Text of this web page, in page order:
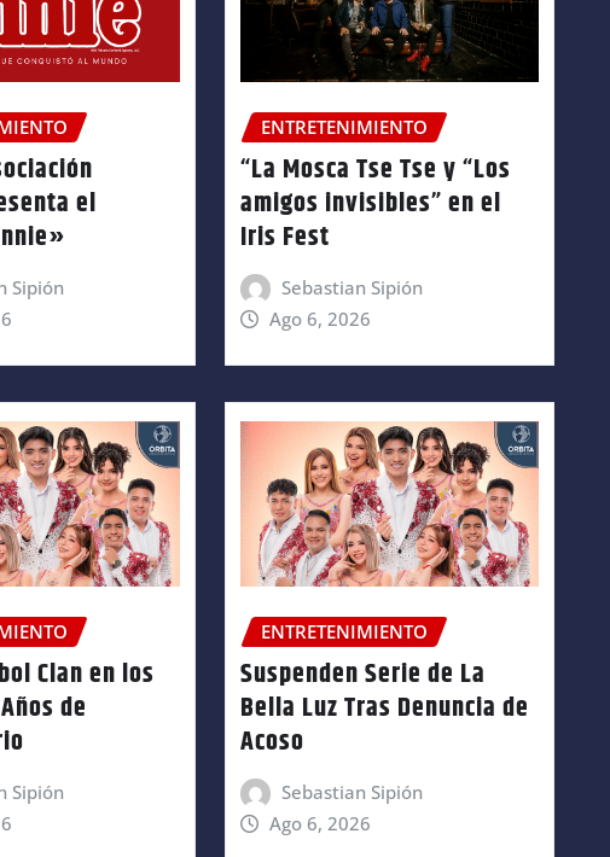
el
Sipión
ENTRETENIMIENTO
“La Mosca Tse Tse y “Los
amigos invisibles” en el
Iris Fest
Sebastian Sipión
Ago 6, 2026
Clan en los
de
Sipión
ENTRETENIMIENTO
Suspenden Serie de La
Bella Luz Tras Denuncia de
Acoso
Sebastian Sipión
Ago 6, 2026